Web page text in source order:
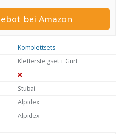
bei Amazon
Komplettsets
Klettersteigset + Gurt
Stubai
Alpidex
Alpidex